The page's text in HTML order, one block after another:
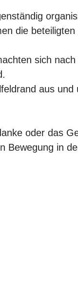
die
sich
aus und
oder das
Bewegung in